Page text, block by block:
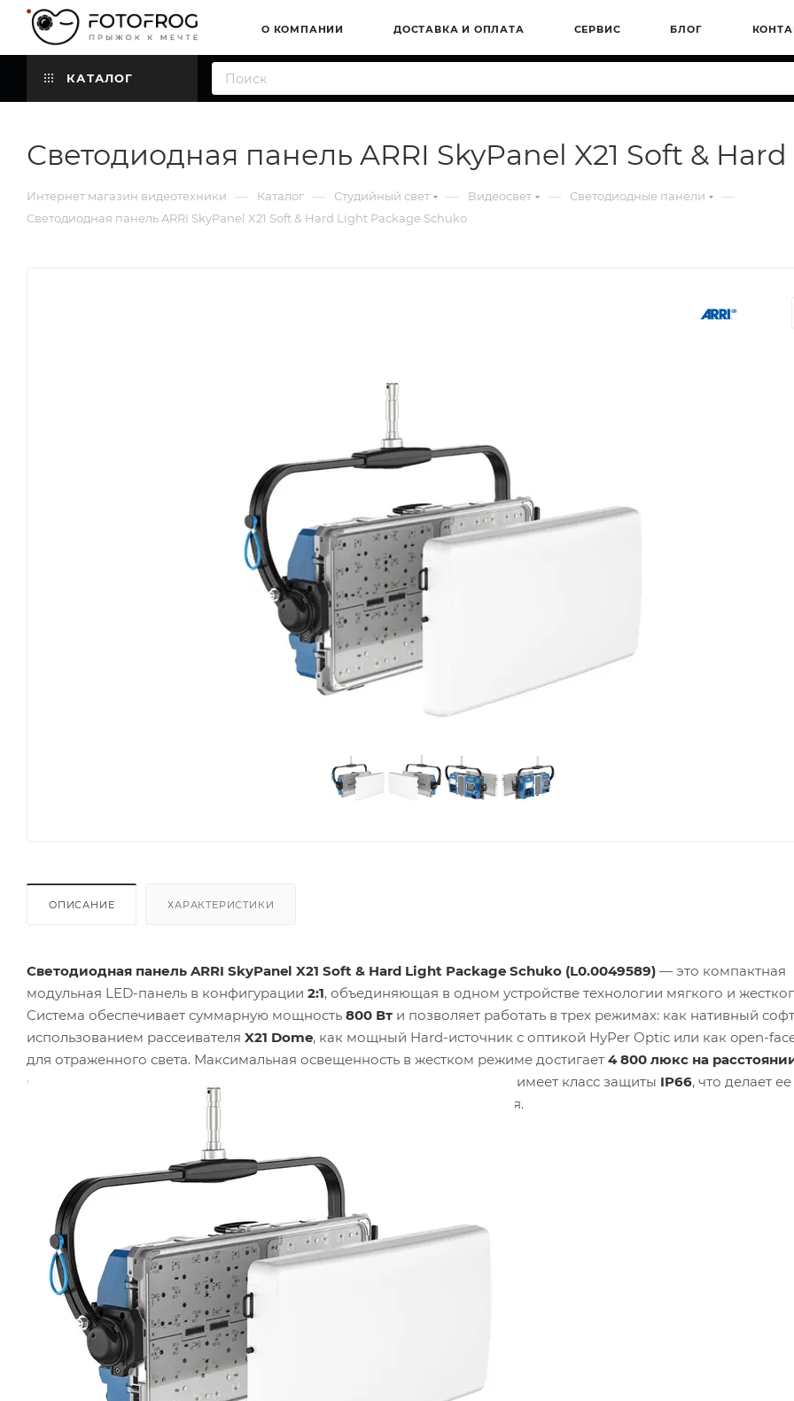
О КОМПАНИИ ДОСТАВКА И ОПЛАТА СЕРВИС БЛОГ
КАТАЛОГ
Светодиодная панель ARRI SkyPanel X21 Soft &
Интернет магазин видеотехники — Каталог — Студийный свет — Видеосвет — Светодиодные панели —
Светодиодная панель ARRI SkyPanel X21 Soft & Hard Light Package Schuko
ОПИСАНИЕ ХАРАКТЕРИСТИКИ
Светодиодная панель ARRI SkyPanel X21 Soft & Hard Light Package Schuko (L0.0049589) — это компактная
модульная LED-панель в конфигурации 2:1, объединяющая в одном устройстве технологии мягкого и
Система обеспечивает суммарную мощность 800 Вт и позволяет работать в трех режимах: как нативный
использованием рассеивателя X21 Dome, как мощный Hard-источник с оптикой HyPer Optic или как open-
для отраженного света. Максимальная освещенность в жестком режиме достигает 4 800 люкс на
световой поток в режиме
. Панель имеет класс защиты IP66, что делает ее
устойчивой к дождю, пыли и даже очистке мойкой высокого давления.